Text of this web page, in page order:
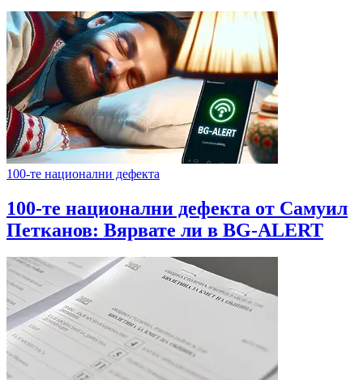
100-те национални дефекта
100-те национални дефекта от Самуил
Петканов: Вярвате ли в BG-ALERT